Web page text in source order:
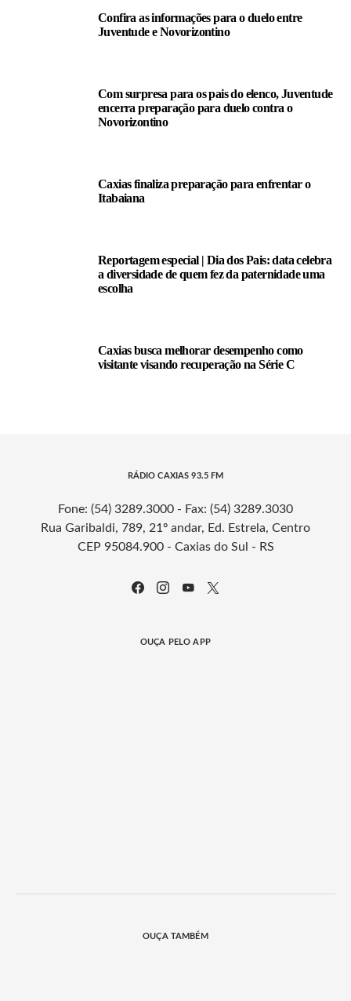
Confira as informações para o duelo entre
Juventude e Novorizontino
Com surpresa para os pais do elenco, Juventude
encerra preparação para duelo contra o
Novorizontino
Caxias finaliza preparação para enfrentar o
Itabaiana
Reportagem especial | Dia dos Pais: data celebra
a diversidade de quem fez da paternidade uma
escolha
Caxias busca melhorar desempenho como
visitante visando recuperação na Série C
RÁDIO CAXIAS 93.5 FM
Fone: (54) 3289.3000 - Fax: (54) 3289.3030
Rua Garibaldi, 789, 21º andar, Ed. Estrela, Centro
CEP 95084.900 - Caxias do Sul - RS
OUÇA PELO APP
OUÇA TAMBÉM